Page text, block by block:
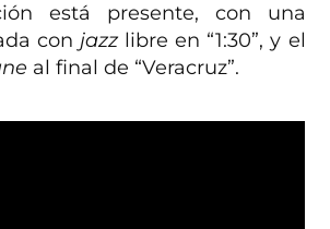
está presente, con una
con jazz libre en “1:30”, y el
al final de “Veracruz”.